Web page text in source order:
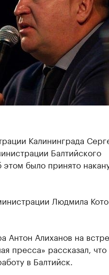
Калининграда
Балтийского
было принято
Людмила
Антон Алиханов на
пресса» рассказал, что
в Балтийск.